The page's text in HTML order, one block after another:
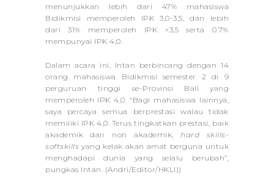
menunjukkan lebih dari 47% mahasiswa
Bidikmisi memperoleh IPK 3,0-3,5, dan lebih
dari 31% memperoleh IPK >3,5 serta 0.7%
mempunyai IPK 4,0.
Dalam acara ini, Intan berbincang dengan 14
orang mahasiswa Bidikmisi semester 2 di 9
perguruan tinggi se-Provinsi Bali yang
memperoleh IPK 4,0. “Bagi mahasiswa lainnya,
saya percaya semua berprestasi walau tidak
memiliki IPK 4,0. Terus tingkatkan prestasi, baik
akademik dan non akademik,hard skills-
softskills yang kelak akan amat berguna untuk
menghadapi dunia yang selalu berubah”,
pungkas Intan. (Andri/Editor/HKLI))